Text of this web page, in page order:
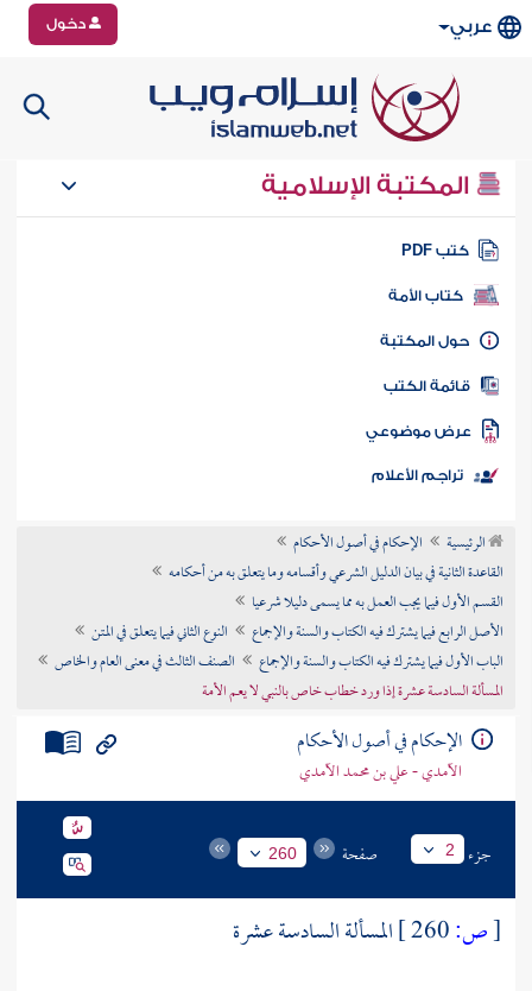
عربي دخول
المكتبة الإسلامية
كتب PDF
كتاب الأمة
المكتبة
الكتب
موضوعي
تراجم الأعلام
الرئيسية
الإحكام في أصول الأحكام
القاعدة الثانية في بيان الدليل الشرعي وأقسامه وما يتعلق به من أحكامه
القسم الأول فيما يجب العمل به مما يسمى دليلا شرعيا
الأصل الرابع فيما يشترك فيه الكتاب والسنة والإجماع
النوع الثاني فيما يتعلق في المتن
الباب الأول فيما يشترك فيه الكتاب والسنة والإجماع
الصنف الثالث في معنى العام والخاص
المسألة السادسة عشرة إذا ورد خطاب خاص بالنبي لا يعم الأمة
الإحكام في أصول الأحكام
الآمدي - علي بن محمد الآمدي
جزء 2 صفحة 260
[ص:
المسألة السادسة عشرة